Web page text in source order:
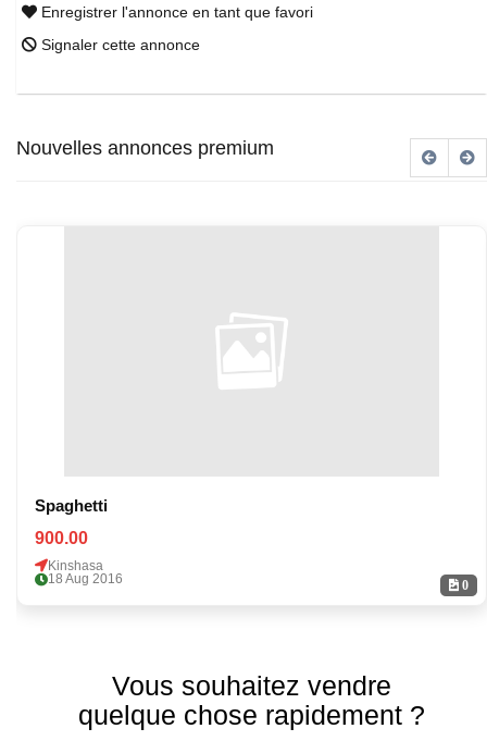
Enregistrer l'annonce en tant que favori
Signaler cette annonce
Nouvelles annonces premium
0
Spaghetti
900.00
Kinshasa
18 Aug 2016
Vous souhaitez vendre
quelque chose rapidement ?